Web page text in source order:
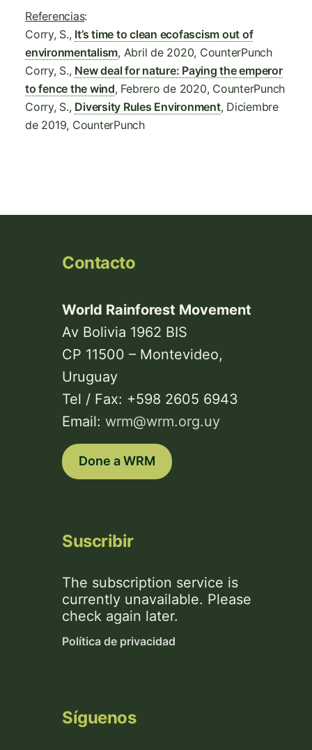
Referencias:
Corry, S., It’s time to clean ecofascism out of
environmentalism, Abril de 2020, CounterPunch
Corry, S., New deal for nature: Paying the emperor
to fence the wind, Febrero de 2020, CounterPunch
Corry, S., Diversity Rules Environment, Diciembre
de 2019, CounterPunch
Contacto
World Rainforest Movement
Av Bolivia 1962 BIS
CP 11500 – Montevideo,
Uruguay
Tel / Fax: +598 2605 6943
Email: wrm@wrm.org.uy
Done a WRM
Suscribir
The subscription service is
currently unavailable. Please
check again later.
Política de privacidad
Síguenos